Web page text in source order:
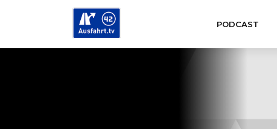
PODCAST